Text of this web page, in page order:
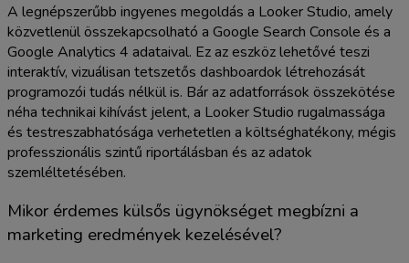
A legnépszerűbb ingyenes megoldás a Looker Studio, amely
közvetlenül összekapcsolható a Google Search Console és a
Google Analytics 4 adataival. Ez az eszköz lehetővé teszi
interaktív, vizuálisan tetszetős dashboardok létrehozását
programozói tudás nélkül is. Bár az adatforrások összekötése
néha technikai kihívást jelent, a Looker Studio rugalmassága
és testreszabhatósága verhetetlen a költséghatékony, mégis
professzionális szintű riportálásban és az adatok
szemléltetésében.
Mikor érdemes külsős ügynökséget megbízni a
marketing eredmények kezelésével?